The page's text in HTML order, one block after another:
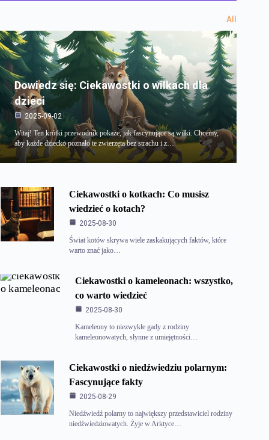
All
Dowiedz się: Ciekawostki o wilkach dla
dzieci
2025-09-02
Witaj! Ten krótki przewodnik pokaże, jak fascynujące są wilki. Chcemy,
aby każde dziecko poznało te zwierzęta bez strachu i z…
Ciekawostki o kotkach: Co musisz
wiedzieć o kotach?
2025-08-30
Świat kotów skrywa wiele zaskakujących faktów, które
warto znać jako…
Ciekawostki o kameleonach: wszystko,
co warto wiedzieć
2025-08-30
Kameleony to niezwykłe gady z rodziny
kameleonowatych, słynne z umiejętności…
Ciekawostki o niedźwiedziu polarnym:
Fascynujące fakty
2025-08-29
Niedźwiedź polarny to największy przedstawiciel rodziny
niedźwiedziowatych. Żyje w Arktyce…